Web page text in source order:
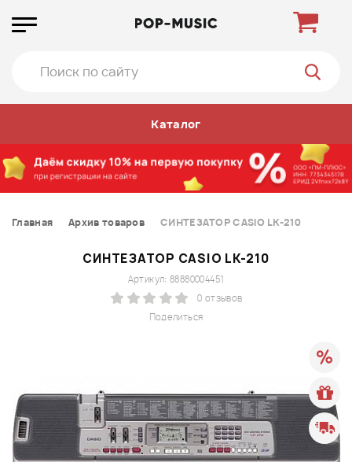
Каталог
Главная Архив товаров СИНТЕЗАТОР CASIO LK-210
СИНТЕЗАТОР CASIO LK-210
Поделиться
Артикул: 88880004451
0 отзывов